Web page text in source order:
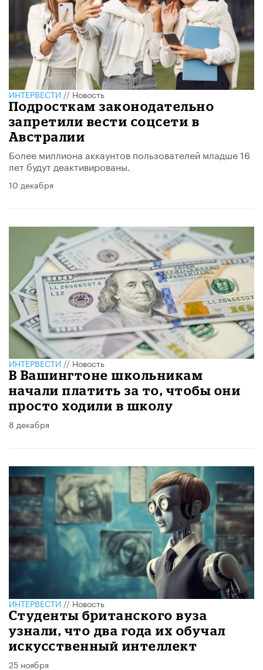
ИНТЕРВЕСТИ//Новость
Подросткам законодательно
запретили вести соцсети в
Австралии
Более миллиона аккаунтов пользователей младше 16
лет будут деактивированы.
10 декабря
ИНТЕРВЕСТИ//Новость
​В Вашингтоне школьникам
начали платить за то, чтобы они
просто ходили в школу
8 декабря
ИНТЕРВЕСТИ//Новость
Студенты британского вуза
узнали, что два года их обучал
искусственный интеллект
25 ноября